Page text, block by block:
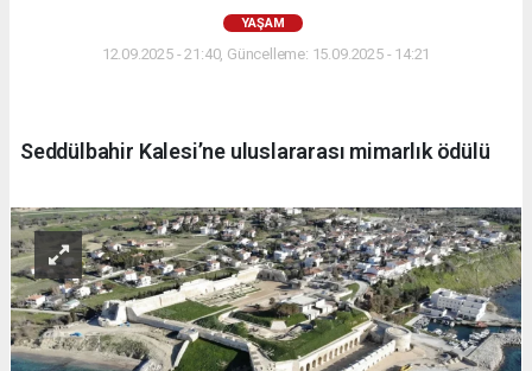
YAŞAM
12.09.2025 - 21:40, Güncelleme: 15.09.2025 - 14:21
Seddülbahir Kalesi’ne uluslararası mimarlık ödülü